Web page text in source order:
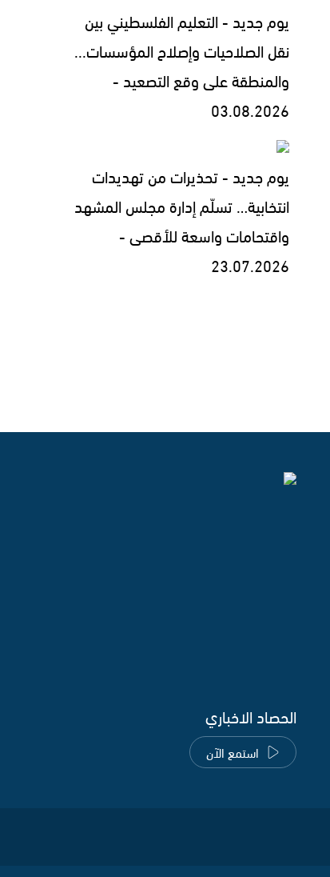
يوم جديد - التعليم الفلسطيني بين
نقل الصلاحيات وإصلاح المؤسسات...
والمنطقة على وقع التصعيد -
03.08.2026
يوم جديد - تحذيرات من تهديدات
انتخابية… تسلّم إدارة مجلس المشهد
واقتحامات واسعة للأقصى -
23.07.2026
الحصاد الاخباري
استمع الآن